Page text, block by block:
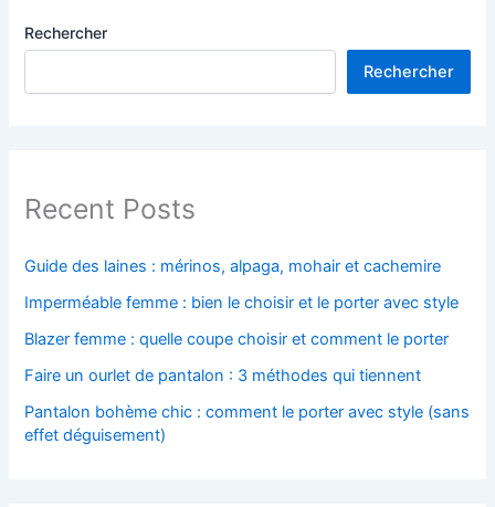
Rechercher
Rechercher
Recent Posts
Guide des laines : mérinos, alpaga, mohair et cachemire
Imperméable femme : bien le choisir et le porter avec style
Blazer femme : quelle coupe choisir et comment le porter
Faire un ourlet de pantalon : 3 méthodes qui tiennent
Pantalon bohème chic : comment le porter avec style (sans
effet déguisement)